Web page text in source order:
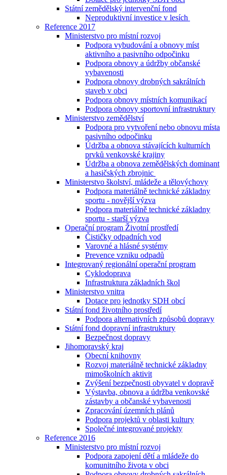
Státní zemědělský intervenční fond
Neproduktivní investice v lesích
Reference 2017
Ministerstvo pro místní rozvoj
Podpora vybudování a obnovy míst
aktivního a pasivního odpočinku
Podpora obnovy a údržby občanské
vybavenosti
Podpora obnovy drobných sakrálních
staveb v obci
Podpora obnovy místních komunikací
Podpora obnovy sportovní infrastruktury
Ministerstvo zemědělství
Podpora pro vytvoření nebo obnovu místa
pasivního odpočinku
Údržba a obnova stávajících kulturních
prvků venkovské krajiny
Údržba a obnova zemědělských dominant
a hasičských zbrojnic
Ministerstvo školství, mládeže a tělovýchovy
Podpora materiálně technické základny
sportu - novější výzva
Podpora materiálně technické základny
sportu - starší výzva
Operační program Životní prostředí
Čističky odpadních vod
Varovné a hlásné systémy
Prevence vzniku odpadů
Integrovaný regionální operační program
Cyklodoprava
Infrastruktura základních škol
Ministerstvo vnitra
Dotace pro jednotky SDH obcí
Státní fond životního prostředí
Podpora alternativních způsobů dopravy
Státní fond dopravní infrastruktury
Bezpečnost dopravy
Jihomoravský kraj
Obecní knihovny
Rozvoj materiálně technické základny
mimoškolních aktivit
Zvýšení bezpečnosti obyvatel v dopravě
Výstavba, obnova a údržba venkovské
zástavby a občanské vybavenosti
Zpracování územních plánů
Podpora projektů v oblasti kultury
Společné integrované projekty
Reference 2016
Ministerstvo pro místní rozvoj
Podpora zapojení dětí a mládeže do
komunitního života v obci